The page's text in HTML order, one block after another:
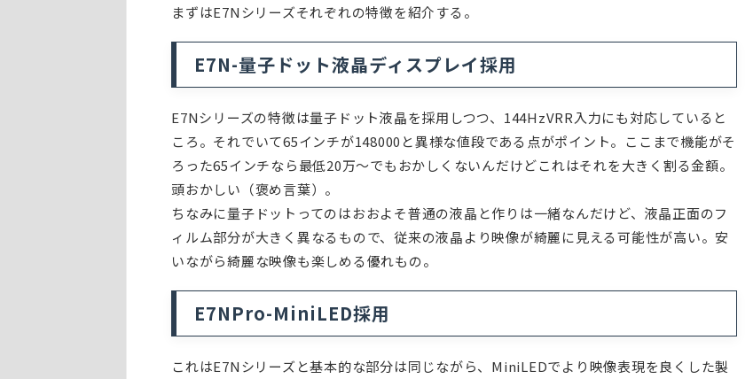
まずはE7Nシリーズそれぞれの特徴を紹介する。
E7N-量子ドット液晶ディスプレイ採用
E7Nシリーズの特徴は量子ドット液晶を採用しつつ、144HzVRR入力にも対応していると
ころ。それでいて65インチが148000と異様な値段である点がポイント。ここまで機能がそ
ろった65インチなら最低20万～でもおかしくないんだけどこれはそれを大きく割る金額。
頭おかしい（褒め言葉）。
ちなみに量子ドットってのはおおよそ普通の液晶と作りは一緒なんだけど、液晶正面のフ
ィルム部分が大きく異なるもので、従来の液晶より映像が綺麗に見える可能性が高い。安
いながら綺麗な映像も楽しめる優れもの。
E7NPro-MiniLED採用
これはE7Nシリーズと基本的な部分は同じながら、MiniLEDでより映像表現を良くした製